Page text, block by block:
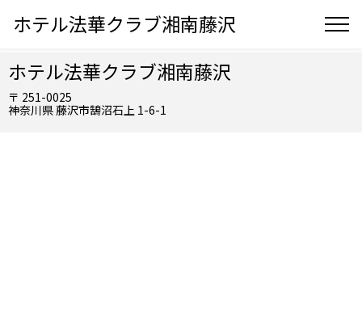
ホテル法華クラブ湘南藤沢
ホテル法華クラブ湘南藤沢
〒 251-0025
神奈川県 藤沢市鵠沼石上 1-6-1